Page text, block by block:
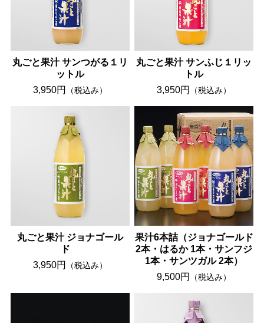
丸ごと果汁 サンつがる１リ
ットル
3,950円
（税込み）
丸ごと果汁 サンふじ１リッ
トル
3,950円
（税込み）
丸ごと果汁 ジョナゴール
ド
3,950円
（税込み）
果汁6本詰（ジョナゴールド
2本・はるか 1本・サンフジ
1本・サンツガル 2本）
9,500円
（税込み）